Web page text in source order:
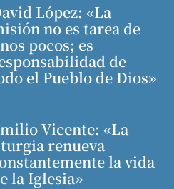
López: «La
no es tarea de
pocos; es
de
el Pueblo de Dios»
Vicente: «La
renueva
la vida
la Iglesia»